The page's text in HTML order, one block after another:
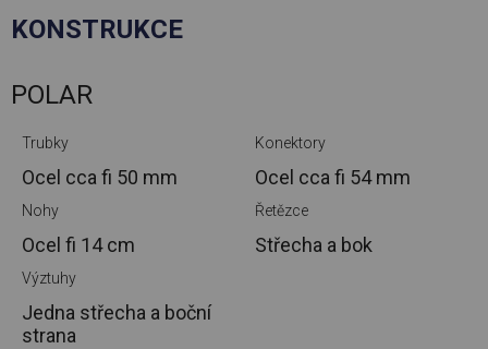
KONSTRUKCE
POLAR
Trubky
Ocel ccafi 50 mm
Konektory
Ocel ccafi 54 mm
Nohy
Ocel fi 14 cm
Řetězce
Střecha a bok
Výztuhy
Jedna střecha a boční
strana